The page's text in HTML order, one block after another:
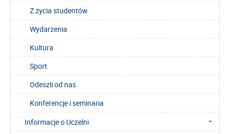
Z życia studentów
Wydarzenia
Kultura
Sport
Odeszli od nas
Konferencje i seminaria
Informacje o Uczelni